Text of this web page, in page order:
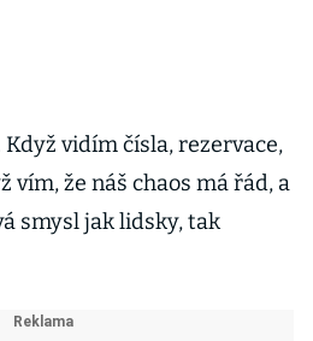
vidím čísla, rezervace,
vím, že náš chaos má řád, a
smysl jak lidsky, tak